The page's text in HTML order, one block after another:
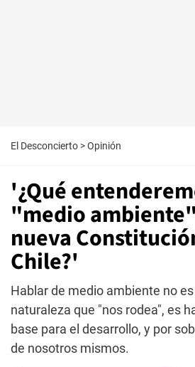
El Desconcierto >Opinión
'¿Qué
"medio
nueva
Chile?'
Hablar de medio ambiente no
naturaleza que "nos rodea", es
base para el desarrollo, y por
de nosotros mismos.